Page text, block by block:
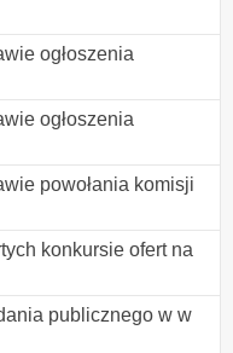
ogłoszenia
ogłoszenia
powołania komisji
konkursie ofert na
publicznego w w